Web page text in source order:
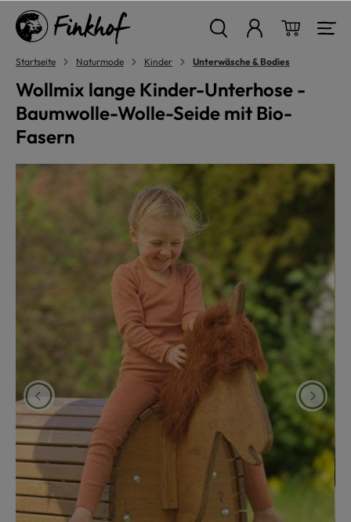
springen
Startseite Naturmode Kinder Unterwäsche & Bodies
Wollmix lange Kinder-Unterhose -
Baumwolle-Wolle-Seide mit Bio-
Fasern
Bildergalerie überspringen